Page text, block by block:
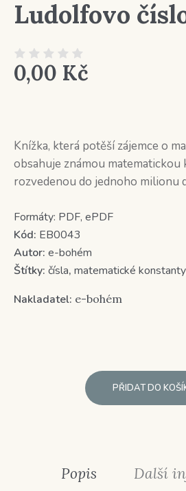
Ludolfovo
0,00 Kč
Knížka, která potěší zájemce o
obsahuje známou matematickou
rozvedenou do jednoho milionu
Formáty: PDF, ePDF
Kód: EB0043
Autor: e-bohém
Štítky: čísla, matematické konstanty
Nakladatel: e-bohém
PŘIDAT DO
Popis Další